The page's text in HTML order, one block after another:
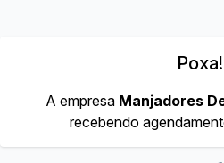
Poxa!
A empresa Manjadores
recebendo